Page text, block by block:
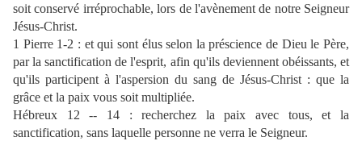
soit conservé irréprochable, lors de l'avènement de notre Seigneur
Jésus-Christ.
1 Pierre 1-2 : et qui sont élus selon la préscience de Dieu le Père,
par la sanctification de l'esprit, afin qu'ils deviennent obéissants, et
qu'ils participent à l'aspersion du sang de Jésus-Christ : que la
grâce et la paix vous soit multipliée.
Hébreux 12 -- 14 : recherchez la paix avec tous, et la
sanctification, sans laquelle personne ne verra le Seigneur.